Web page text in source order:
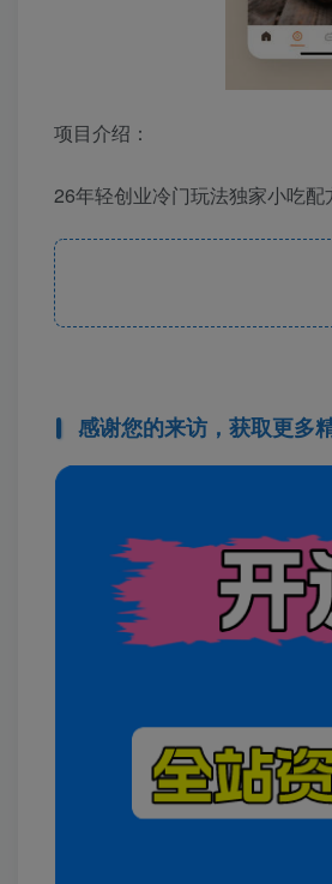
项目介绍：
26年轻创业冷门玩法独家小吃
感谢您的来访，获取更多